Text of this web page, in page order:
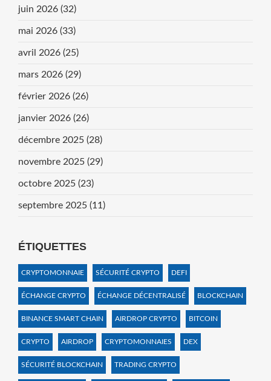
juin 2026 (32)
mai 2026 (33)
avril 2026 (25)
mars 2026 (29)
février 2026 (26)
janvier 2026 (26)
décembre 2025 (28)
novembre 2025 (29)
octobre 2025 (23)
septembre 2025 (11)
ÉTIQUETTES
CRYPTOMONNAIE SÉCURITÉ CRYPTO DEFI
ÉCHANGE CRYPTO ÉCHANGE DÉCENTRALISÉ BLOCKCHAIN
BINANCE SMART CHAIN AIRDROP CRYPTO BITCOIN
CRYPTO AIRDROP CRYPTOMONNAIES DEX
SÉCURITÉ BLOCKCHAIN TRADING CRYPTO